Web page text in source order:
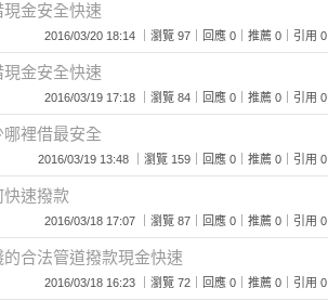
金安全快速
2016/03/20 18:14 ｜瀏覽 97｜回應 0｜推薦 0｜引用 0
金安全快速
2016/03/19 17:18 ｜瀏覽 84｜回應 0｜推薦 0｜引用 0
裡借最安全
2016/03/19 13:48 ｜瀏覽 159｜回應 0｜推薦 0｜引用 0
速撥款
2016/03/18 17:07 ｜瀏覽 87｜回應 0｜推薦 0｜引用 0
合法管道撥款現金快速
2016/03/18 16:23 ｜瀏覽 72｜回應 0｜推薦 0｜引用 0